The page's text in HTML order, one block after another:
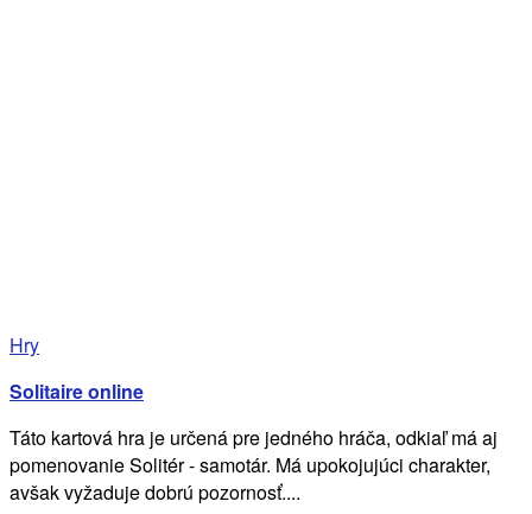
Hry
Solitaire online
Táto kartová hra je určená pre jedného hráča, odkiaľ má aj
pomenovanie Solitér - samotár. Má upokojujúci charakter,
avšak vyžaduje dobrú pozornosť....